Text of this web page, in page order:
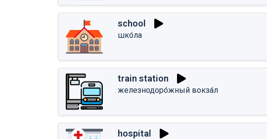
school
шко́ла
train station
железнодоро́жный вокза́л
hospital